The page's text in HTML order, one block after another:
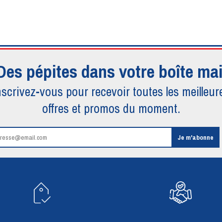
pépites dans votre boîte
vous pour recevoir toutes les
offres et promos du moment.